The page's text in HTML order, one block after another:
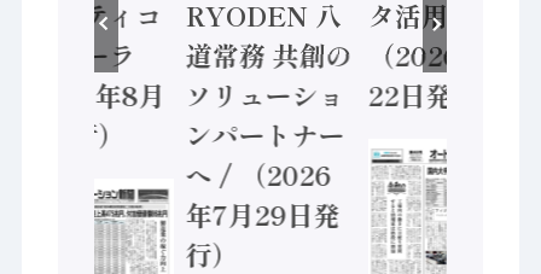
セーフティコ
ントローラ
（2026年8月
5日発行）
RYODEN 八
道常務 共創の
ソリューショ
ンパートナー
へ / （2026
年7月29日発
行）
タ活用 など
（2026年7月
22日発行）